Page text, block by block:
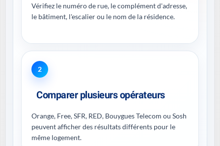
Vérifiez le numéro de rue, le complément d'adresse,
le bâtiment, l'escalier ou le nom de la résidence.
2
Comparer plusieurs opérateurs
Orange, Free, SFR, RED, Bouygues Telecom ou Sosh
peuvent afficher des résultats différents pour le
même logement.